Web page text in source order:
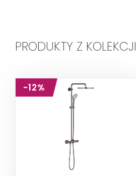
PRODUKTY Z KOLEKCJI
-12%